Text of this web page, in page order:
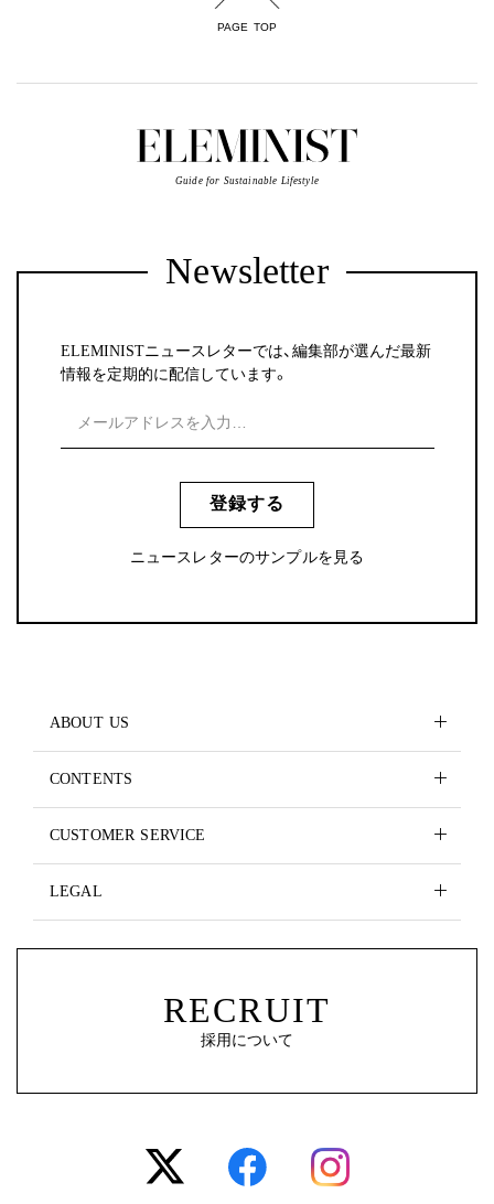
PAGE TOP
Guide for Sustainable Lifestyle
Newsletter
ELEMINISTニュースレターでは、編集部が選んだ最新
情報を定期的に配信しています。
登録する
ニュースレターのサンプルを見る
ABOUT US
CONTENTS
CUSTOMER SERVICE
LEGAL
RECRUIT
採用について